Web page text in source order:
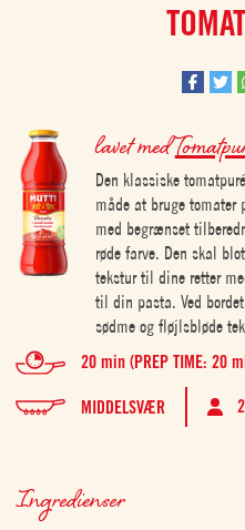
lavet med
Den klassiske
måde at bruge tomater
med begrænset
røde farve. Den skal
tekstur til dine retter
til din pasta. Ved
sødme og fløjlsbløde
20 min (PREP TIME: 20
MIDDELSVÆR
Ingredienser